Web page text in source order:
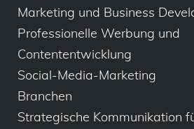
Marketing und Business
Professionelle Werbung und
Contententwicklung
Social-Media-Marketing
Branchen
Strategische Kommunikation